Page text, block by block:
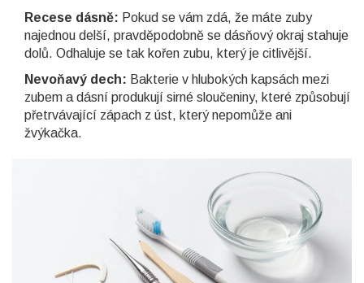
Recese dásně: Pokud se vám zdá, že máte zuby
najednou delší, pravděpodobně se dásňový okraj stahuje
dolů. Odhaluje se tak kořen zubu, který je citlivější.
Nevoňavý dech: Bakterie v hlubokých kapsách mezi
zubem a dásní produkují sirné sloučeniny, které způsobují
přetrvávající zápach z úst, který nepomůže ani
žvýkačka.